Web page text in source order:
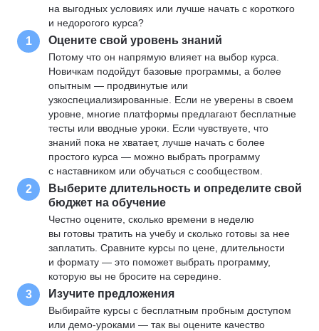
на выгодных условиях или лучше начать с короткого
и недорогого курса?
1 Оцените свой уровень знаний
Потому что он напрямую влияет на выбор курса.
Новичкам подойдут базовые программы, а более
опытным — продвинутые или
узкоспециализированные. Если не уверены в своем
уровне, многие платформы предлагают бесплатные
тесты или вводные уроки. Если чувствуете, что
знаний пока не хватает, лучше начать с более
простого курса — можно выбрать программу
с наставником или обучаться с сообществом.
2
Выберите длительность и определите свой
бюджет на обучение
Честно оцените, сколько времени в неделю
вы готовы тратить на учебу и сколько готовы за нее
заплатить. Сравните курсы по цене, длительности
и формату — это поможет выбрать программу,
которую вы не бросите на середине.
3 Изучите предложения
Выбирайте курсы с бесплатным пробным доступом
или демо-уроками — так вы оцените качество